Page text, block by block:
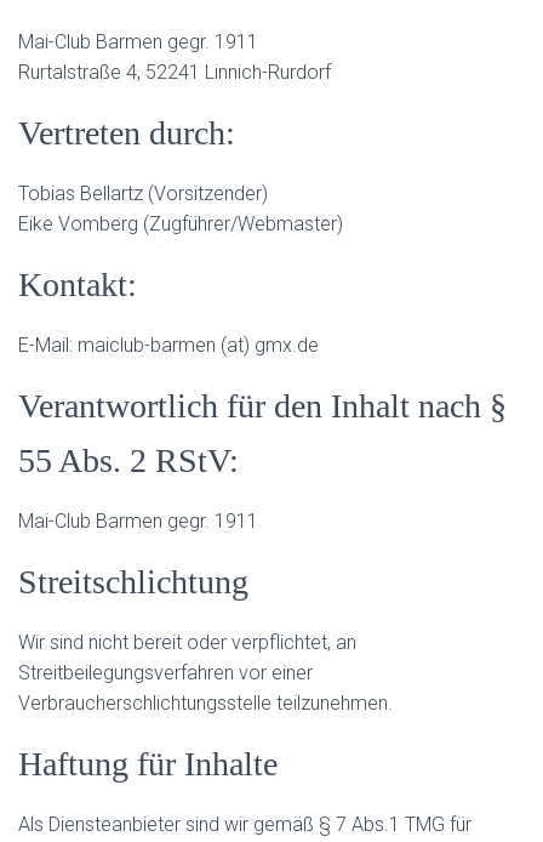
Mai-Club Barmen gegr. 1911
Rurtalstraße 4, 52241 Linnich-Rurdorf
Vertreten durch:
Tobias Bellartz (Vorsitzender)
Eike Vomberg (Zugführer/Webmaster)
Kontakt:
E-Mail: maiclub-barmen (at) gmx.de
Verantwortlich für den Inhalt nach §
55 Abs. 2 RStV:
Mai-Club Barmen gegr. 1911
Streitschlichtung
Wir sind nicht bereit oder verpflichtet, an
Streitbeilegungsverfahren vor einer
Verbraucherschlichtungsstelle teilzunehmen.
Haftung für Inhalte
Als Diensteanbieter sind wir gemäß § 7 Abs.1 TMG für